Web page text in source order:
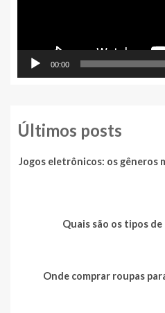
00:00
Últimos posts
Jogos eletrônicos: os gêneros
Quais são os tipos
Onde comprar roupas